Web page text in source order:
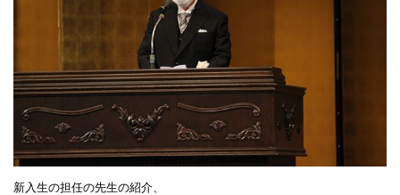
新入生の担任の先生の紹介、